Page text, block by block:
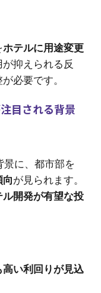
ホテルに用途変更
抑えられる反
必要です。
目される背景
景に、都市部を
が見られます。
ル開発が有望な投
高い利回りが見込